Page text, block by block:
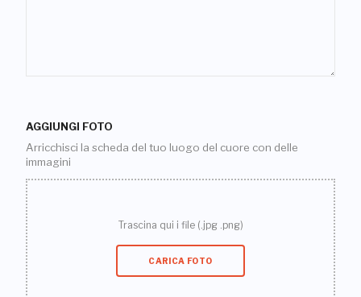
AGGIUNGI FOTO
Arricchisci la scheda del tuo luogo del cuore con delle
immagini
Trascina qui i file (.jpg .png)
CARICA FOTO